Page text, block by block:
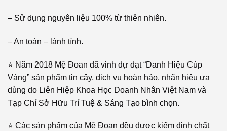
– Sử dụng nguyên liệu 100% từ thiên nhiên.
– An toàn – lành tính.
⭐ Năm 2018 Mệ Đoan đã vinh dự đạt “Danh Hiệu Cúp
Vàng” sản phẩm tin cậy, dịch vụ hoàn hảo, nhãn hiệu ưa
dùng do Liên Hiệp Khoa Học Doanh Nhân Việt Nam và
Tạp Chí Sở Hữu Trí Tuệ & Sáng Tạo bình chọn.
⭐ Các sản phẩm của Mệ Đoan đều được kiểm định chất